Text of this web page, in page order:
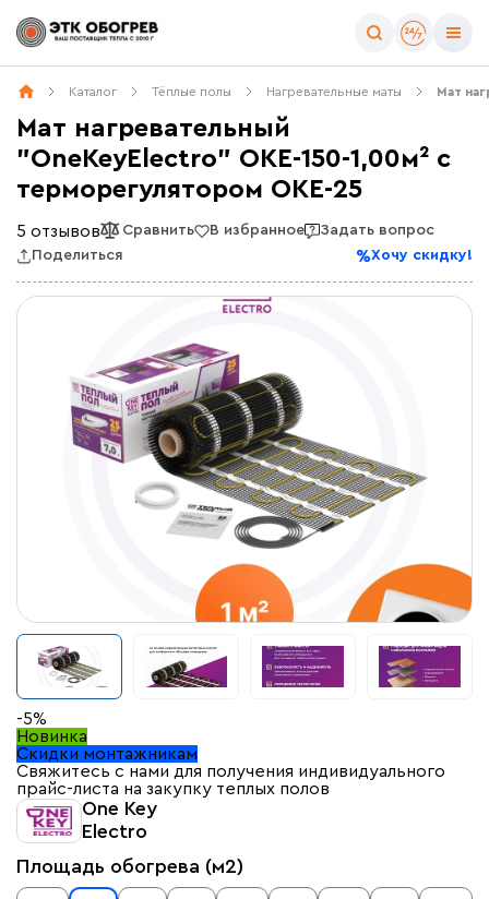
Каталог Тёплые полы Нагревательные маты Мат
Мат нагревательный
"OneKeyElectro" OKE-150-1,00м² с
терморегулятором OKE-25
5 отзывов Сравнить В избранное
Задать вопрос
Поделиться
Хочу скидку!
-5%
Новинка
Скидки монтажникам
Свяжитесь с нами для получения индивидуального
прайс-листа на закупку теплых полов
One Key
Electro
Площадь обогрева (м2)